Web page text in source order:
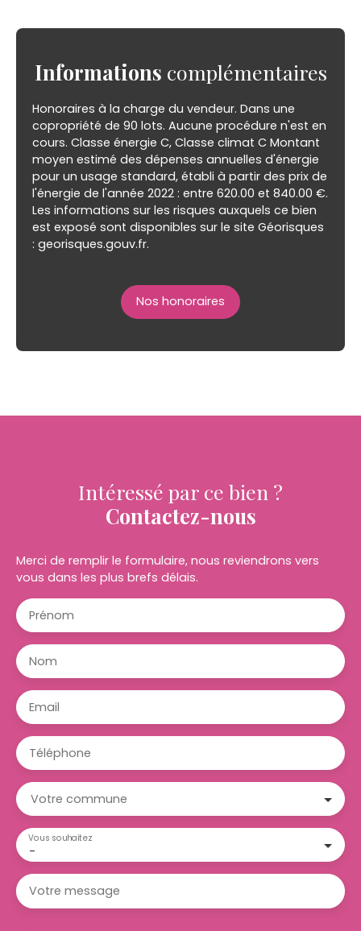
Informations complémentaires
Honoraires à la charge du vendeur. Dans une
copropriété de 90 lots. Aucune procédure n'est en
cours. Classe énergie C, Classe climat C Montant
moyen estimé des dépenses annuelles d'énergie
pour un usage standard, établi à partir des prix de
l'énergie de l'année 2022 : entre 620.00 et 840.00 €.
Les informations sur les risques auxquels ce bien
est exposé sont disponibles sur le site Géorisques
: georisques.gouv.fr.
Nos honoraires
Intéressé par ce bien ?
Contactez-nous
Merci de remplir le formulaire, nous reviendrons vers
vous dans les plus brefs délais.
Prénom
Nom
Email
Téléphone
Votre commune
-
Vous souhaitez
Votre message